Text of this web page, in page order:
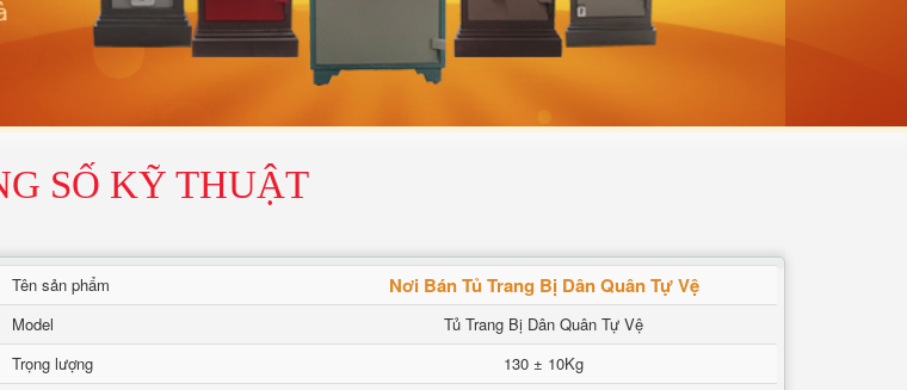
SỐ KỸ THUẬT
Tên sản phẩm Nơi Bán Tủ Trang Bị Dân Quân Tự Vệ
Model
Tủ Trang Bị Dân Quân Tự Vệ
Trọng lượng
130 ± 10Kg